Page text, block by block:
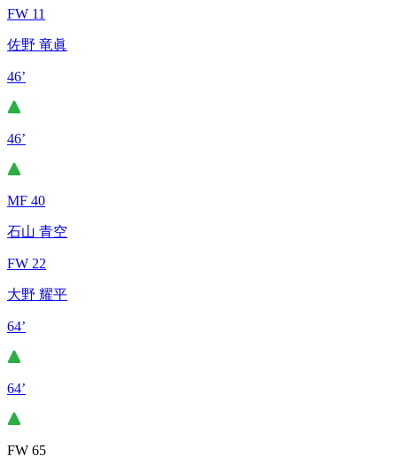
FW 11
佐野 竜眞
46’
46’
MF 40
石山 青空
FW 22
大野 耀平
64’
64’
FW 65